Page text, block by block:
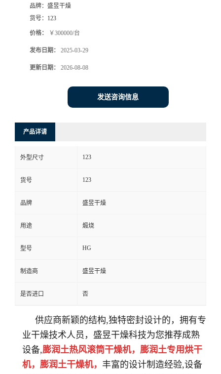
品牌： 盛昱干燥
货号： 123
价格： ￥300000/台
发布日期： 2025-03-29
更新日期： 2026-08-08
发送咨询信息
产品详请
外型尺寸 123
货号 123
品牌 盛昱干燥
用途 煅烧
型号 HG
制造商 盛昱干燥
是否进口 否
供应商新颖的结构,独特密封设计的，拥有专
业干燥技术人员，盛昱干燥科技为您推荐成熟
设备,膨润土热风滚筒干燥机，膨润土专用烘干
机， 膨润土干燥机， 丰富的设计制造经验,设备